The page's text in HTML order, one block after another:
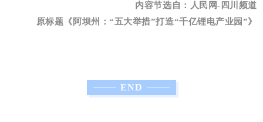
内容节选自：人民网-四川频道
原标题《阿坝州：“五大举措”打造“千亿锂电产业园”》
END